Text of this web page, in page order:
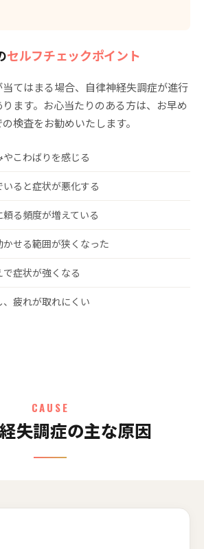
セルフチェックポイント
てはまる場合、自律神経失調症が進行
ます。お心当たりのある方は、お早め
検査をお勧めいたします。
こわばりを感じる
ると症状が悪化する
る頻度が増えている
せる範囲が狭くなった
症状が強くなる
疲れが取れにくい
CAUSE
失調症の主な原因